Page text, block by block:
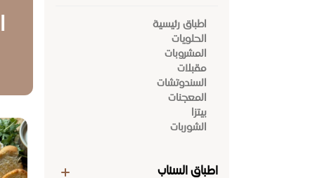
اطباق رئيسية
الحلويات
المشروبات
مقبلات
السندوتشات
المعجنات
بيتزا
الشوربات
اطباق السناب